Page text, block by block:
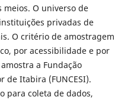
meios. O universo de
privadas de
O critério de amostragem
por acessibilidade e por
a Fundação
de Itabira (FUNCESI).
para coleta de dados,